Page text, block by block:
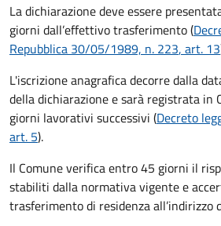
La dichiarazione deve essere
giorni dall’effettivo trasferimento (
Repubblica 30/05/1989, n. 223, art. 13
L'iscrizione anagrafica decorre dalla
della dichiarazione e sarà registrata in
giorni lavorativi successivi (Decreto
art. 5).
Il Comune verifica entro45 giorni il
stabiliti dalla normativa vigente e
trasferimento di residenza all’indirizzo